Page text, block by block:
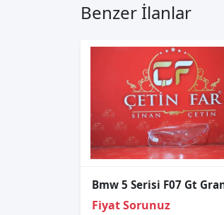
Benzer İlanlar
Fiyat Sorunuz